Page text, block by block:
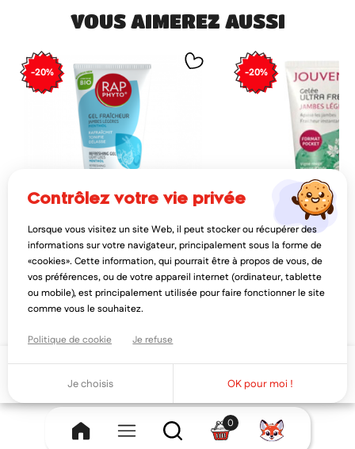
VOUS AIMEREZ AUSSI
-20%
RAP PHYTO
rap phyto gel fraîcheur jambes
légères menthol bio 150ml
12,00€
9,60€
AJOUTER AU PANIER
-20%
JOUVENCE DE L'ABBÉ
jouvence de l'abbe
fresh jambes légères
7,22€
0
contrôlez votre vie privée
Lorsque vous visitez un site Web, il peut stocker ou récupérer des
informations sur votre navigateur, principalement sous la forme de
«cookies». Cette information, qui pourrait être à propos de vous, de
vos préférences, ou de votre appareil internet (ordinateur, tablette
ou mobile), est principalement utilisée pour faire fonctionner le site
comme vous le souhaitez.
Politique de cookie Je refuse
Je choisis OK pour moi !